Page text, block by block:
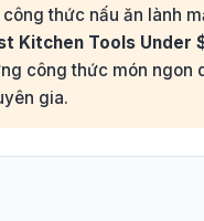
thức nấu ăn lành
Kitchen Tools Under
công thức món
gia.